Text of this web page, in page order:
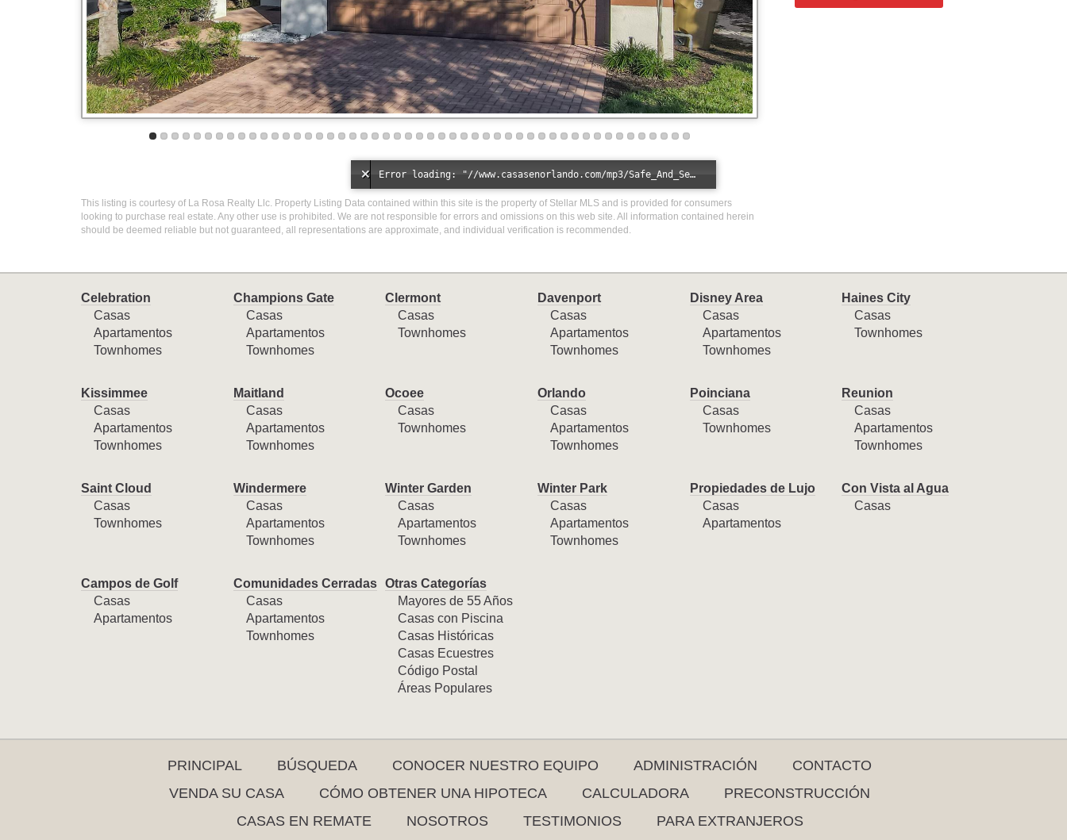
Error loading: "//www.casasenorlando.com/mp3/Safe_And_Secure_full_mix_mp3.mp3"
This listing is courtesy of La Rosa Realty Llc. Property Listing Data contained within this site is the property of Stellar MLS and is provided for consumers
looking to purchase real estate. Any other use is prohibited. We are not responsible for errors and omissions on this web site. All information contained herein
should be deemed reliable but not guaranteed, all representations are approximate, and individual verification is recommended.
Celebration
Casas
Apartamentos
Townhomes
Champions Gate
Casas
Apartamentos
Townhomes
Clermont
Casas
Townhomes
Davenport
Casas
Apartamentos
Townhomes
Disney Area
Casas
Apartamentos
Townhomes
Haines City
Casas
Townhomes
Kissimmee
Casas
Apartamentos
Townhomes
Maitland
Casas
Apartamentos
Townhomes
Ocoee
Casas
Townhomes
Orlando
Casas
Apartamentos
Townhomes
Poinciana
Casas
Townhomes
Reunion
Casas
Apartamentos
Townhomes
Saint Cloud
Casas
Townhomes
Windermere
Casas
Apartamentos
Townhomes
Winter Garden
Casas
Apartamentos
Townhomes
Winter Park
Casas
Apartamentos
Townhomes
Propiedades de Lujo
Casas
Apartamentos
Con Vista al Agua
Casas
Campos de Golf
Casas
Apartamentos
Comunidades Cerradas
Casas
Apartamentos
Townhomes
Otras Categorías
Mayores de 55 Años
Casas con Piscina
Casas Históricas
Casas Ecuestres
Código Postal
Áreas Populares
PRINCIPAL BÚSQUEDA CONOCER NUESTRO EQUIPO ADMINISTRACIÓN
CONTACTO
VENDA SU CASA
CÓMO OBTENER UNA HIPOTECA CALCULADORA
PRECONSTRUCCIÓN
CASAS EN REMATE
NOSOTROS TESTIMONIOS PARA EXTRANJEROS